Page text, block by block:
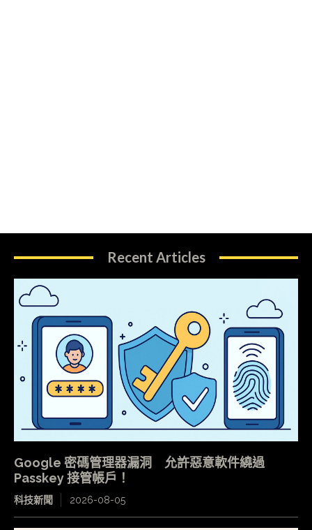
Recent Articles
Google 密碼管理器漏洞 允許惡意軟件繞過
Passkey 接管帳戶！
科技新聞 2026-08-05